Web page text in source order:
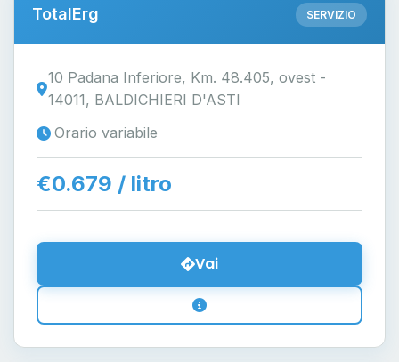
TotalErg SERVIZIO
10 Padana Inferiore, Km. 48.405, ovest -
14011, BALDICHIERI D'ASTI
Orario variabile
€0.679 / litro
Vai